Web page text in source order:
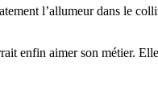
l’allumeur dans le
enfin aimer son métier.